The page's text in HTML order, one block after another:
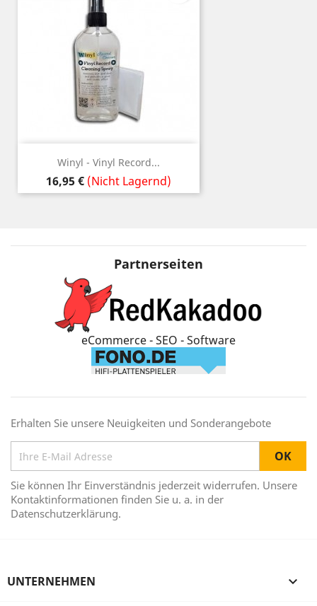
Winyl - Vinyl Record...
Preis
16,95 € (Nicht Lagernd)
Partnerseiten
eCommerce - SEO - Software
Erhalten Sie unsere Neuigkeiten und Sonderangebote
Sie können Ihr Einverständnis jederzeit widerrufen. Unsere
Kontaktinformationen finden Sie u. a. in der
Datenschutzerklärung.
UNTERNEHMEN 